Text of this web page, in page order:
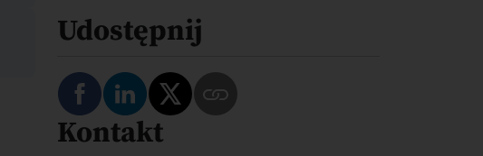
Udostępnij
Podziel się na Facebooku
Podziel się na LinkedIn
Podziel się na Twitterze
Kontakt